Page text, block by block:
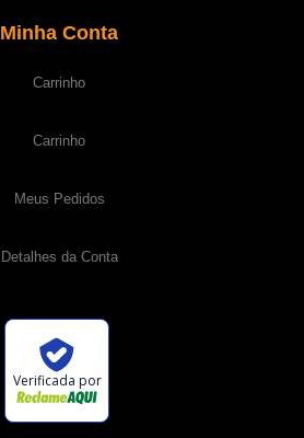
Minha Conta
Carrinho
Carrinho
Meus Pedidos
Detalhes da Conta
Verificada por